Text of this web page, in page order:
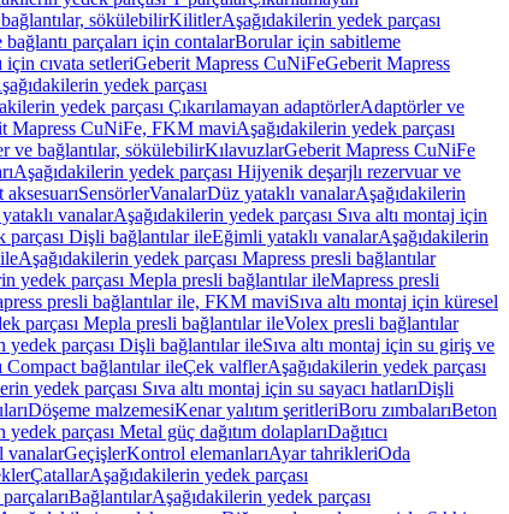
sökülebilirKilitlerAşağıdakilerin yedek parçası
parçaları için contalarBorular için sabitleme
için cıvata setleriGeberit Mapress CuNiFeGeberit Mapress
yedek parçası
yedek parçası Çıkarılamayan adaptörlerAdaptörler ve
Mapress CuNiFe, FKM maviAşağıdakilerin yedek parçası
ve bağlantılar, sökülebilirKılavuzlarGeberit Mapress CuNiFe
Aşağıdakilerin yedek parçası Hijyenik deşarjlı rezervuar ve
SensörlerVanalarDüz yataklı vanalarAşağıdakilerin
vanalarAşağıdakilerin yedek parçası Sıva altı montaj için
parçası Dişli bağlantılar ileEğimli yataklı vanalarAşağıdakilerin
Aşağıdakilerin yedek parçası Mapress presli bağlantılar
yedek parçası Mepla presli bağlantılar ileMapress presli
presli bağlantılar ile, FKM maviSıva altı montaj için küresel
parçası Mepla presli bağlantılar ileVolex presli bağlantılar
yedek parçası Dişli bağlantılar ileSıva altı montaj için su giriş ve
Compact bağlantılar ileÇek valflerAşağıdakilerin yedek parçası
yedek parçası Sıva altı montaj için su sayacı hatlarıDişli
Döşeme malzemesiKenar yalıtım şeritleriBoru zımbalarıBeton
yedek parçası Metal güç dağıtım dolaplarıDağıtıcı
vanalarGeçişlerKontrol elemanlarıAyar tahrikleriOda
ÇatallarAşağıdakilerin yedek parçası
BağlantılarAşağıdakilerin yedek parçası